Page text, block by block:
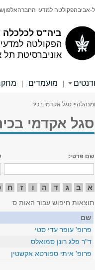
ביה"ס לכלכלה
הפקולטה
אוניברסיטת תל
אביבהפקולטה למדעי החברהאלפון
| מועמדים |
> סגל אקדמי בכיר
סגל אקדמי
שם פרטי:
א ב ג ד ה ו ז ח
תוצאות חיפוש עבור האות ס
שם
פרופ' עופר עדי סטי
ד"ר פלג רונן סמואלס
פרופ' איתי ספורטא אקשטין